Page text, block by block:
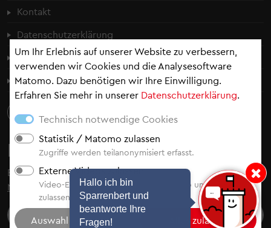
Um Ihr Erlebnis auf unserer Website zu verbessern,
verwenden wir Cookies und die Analysesoftware
Matomo. Dazu benötigen wir Ihre Einwilligung.
Erfahren Sie mehr in unserer Datenschutzerklärung.
Technisch notwendige Cookies
Statistik / Matomo zulassen
Zugriffe werden teilanonymisiert erfasst.
Externe Videos zulassen
Video-Einbindung von YouTube, Vimeo und Video.Taxi
zulassen.
Hinweis: Hallo
Hallo ich bin
Sparrenbert und
beantworte Ihre
Fragen!
Kontakt
Datenschutzerklärung
Cookie-Einstellungen
Erklärung zur Barrierefreiheit
Newsletter
Bleiben Sie auf dem Laufenden - abonnieren Sieunsere
Newsletter.